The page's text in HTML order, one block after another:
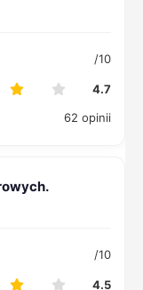
/10
4.7
62 opinii
/10
4.5